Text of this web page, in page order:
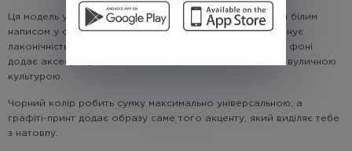
Ця модель у глибокому чорному кольорі з контрастним білим
написом у стилі графіті - ідеальний вибір для тих, хто цінує
лаконічність з характером. Білий леттеринг на темному фоні
додає аксесуару динаміки та підкреслює твій зв'язок із вуличною
культурою.
Чорний колір робить сумку максимально універсальною, а
графіті-принт додає образу саме того акценту, який виділяє тебе
з натовпу.